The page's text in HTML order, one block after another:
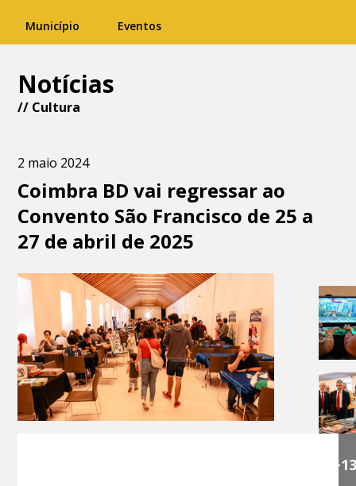
Município Eventos
Notícias
// Cultura
2 maio 2024
Coimbra BD vai regressar ao
Convento São Francisco de 25 a
27 de abril de 2025
+13